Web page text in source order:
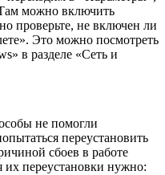
Там можно включить
проверьте, не включен ли
Это можно посмотреть
в разделе «Сеть и
не помогли
переустановить
сбоев в работе
переустановки нужно: